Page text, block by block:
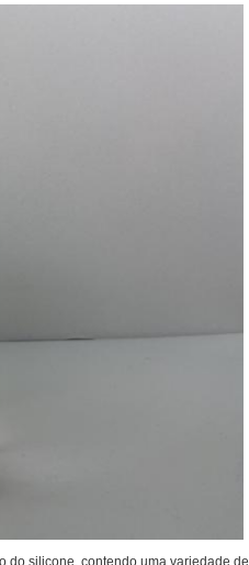
do silicone, contendo uma variedade de